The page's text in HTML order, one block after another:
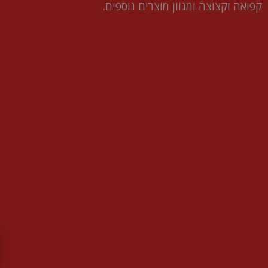
קפואה וקצוצה ומגוון מוצרים נוספים.